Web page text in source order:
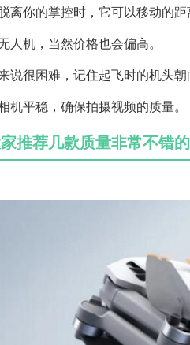
离你的掌控时，它可以移动的距
人机，当然价格也会偏高。
说很困难，记住起飞时的机头朝
机平稳，确保拍摄视频的质量。
推荐几款质量非常不错